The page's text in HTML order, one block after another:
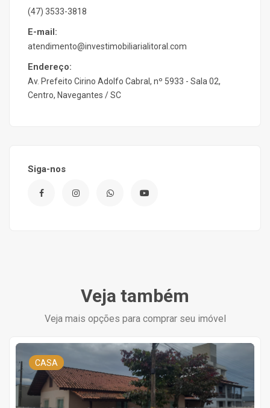
(47) 3533-3818
E-mail:
atendimento@investimobiliarialitoral.com
Endereço:
Av. Prefeito Cirino Adolfo Cabral, nº 5933 - Sala 02,
Centro, Navegantes / SC
Siga-nos
Veja também
Veja mais opções para comprar seu imóvel
CASA